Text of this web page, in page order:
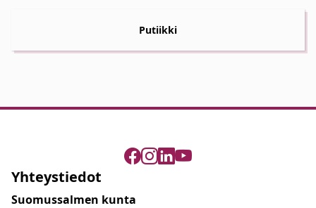
Putiikki
Yhteystiedot
Suomussalmen kunta